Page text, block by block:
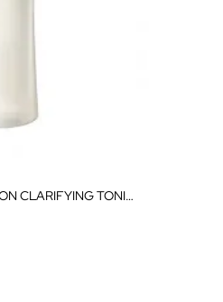
DECORTE LIFT DIMENSION CLARIFYING TONING LOTION 200ML